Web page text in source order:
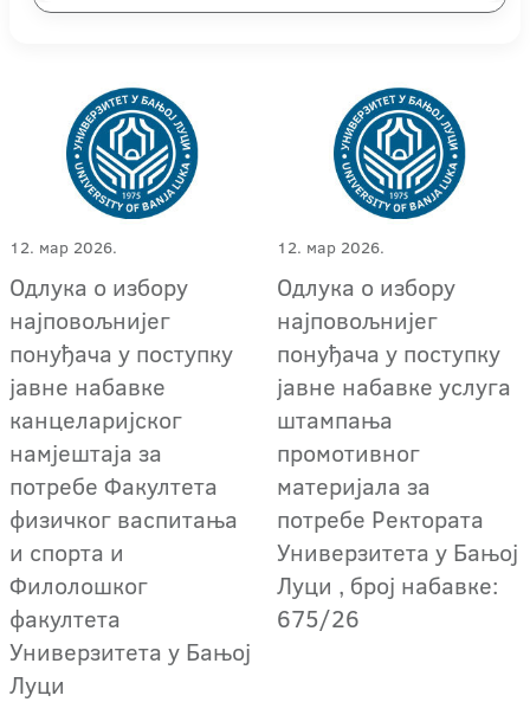
12. мар 2026.
Одлука о избору
најповољнијег
понуђача у поступку
јавне набавке
канцеларијског
намјештаја за
потребе Факултета
физичког васпитања
и спорта и
Филолошког
факултета
Универзитета у Бањој
Луци
12. мар 2026.
Одлука о избору
најповољнијег
понуђача у поступку
јавне набавке услуга
штампања
промотивног
материјала за
потребе Ректората
Универзитета у Бањој
Луци , број набавке:
675/26